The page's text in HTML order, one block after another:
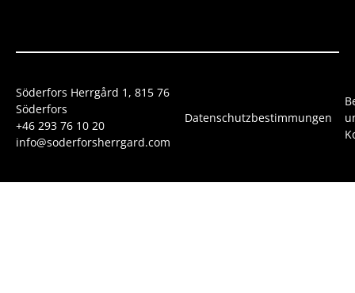
Söderfors Herrgård 1, 815 76
Söderfors
+46 293 76 10 20
info@soderforsherrgard.com
Datenschutzbestimmungen